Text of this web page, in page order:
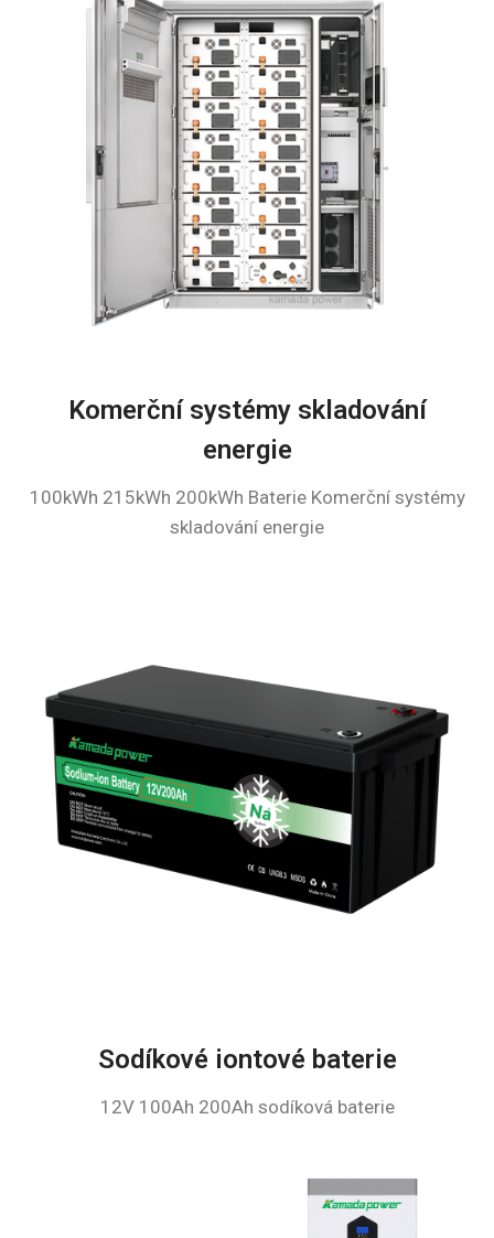
Komerční systémy skladování
energie
100kWh 215kWh 200kWh Baterie Komerční systémy
skladování energie
Sodíkové iontové baterie
12V 100Ah 200Ah sodíková baterie